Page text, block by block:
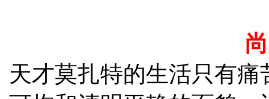
天才莫扎特的生活只有